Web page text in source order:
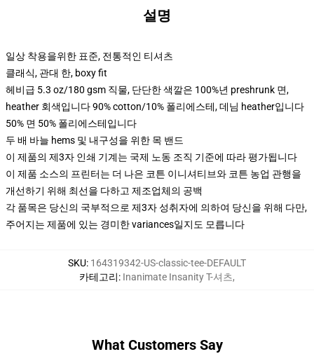
설명
일상 착용을위한 표준, 전통적인 티셔츠
클래식, 관대 한, boxy fit
헤비급 5.3 oz/180 gsm 직물, 단단한 색깔은 100%년 preshrunk 면,
heather 회색입니다 90% cotton/10% 폴리에스테, 데님 heather입니다
50% 면 50% 폴리에스테입니다
두 배 바늘 hems 및 내구성을 위한 목 밴드
이 제품의 제3자 인쇄 기계는 국제 노동 조직 기준에 따라 평가됩니다
이 제품 소스의 프린터는 더 나은 코튼 이니셔티브와 코튼 농업 관행을
개선하기 위해 최선을 다하고 제조업체의 공백
각 품목은 당신의 국부적으로 제3자 성취자에 의하여 당신을 위해 다만,
주어지는 제품에 있는 경미한 variances일지도 모릅니다
SKU: 164319342-US-classic-tee-DEFAULT
카테고리: Inanimate Insanity T-셔츠,
What Customers Say